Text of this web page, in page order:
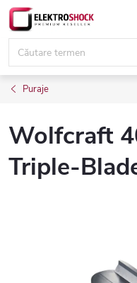
Treci
conținut
Puraje
Wolfcraft
Triple-